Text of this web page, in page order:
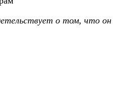
о том, что он